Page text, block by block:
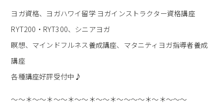
ヨガ資格、ヨガハワイ留学 ヨガインストラクター資格講座
RYT200・RYT300、シニアヨガ
瞑想、マインドフルネス養成講座、マタニティヨガ指導者養成
講座
各種講座好評受付中♪
～～＊～～＊～～＊～～＊～～＊～～～～＊～＊～～～